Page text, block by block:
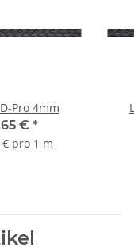
Pro 4mm
€ *
€ pro 1 m